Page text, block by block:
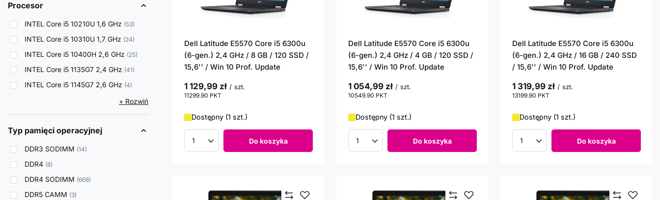
Procesor
INTEL Core i5 10210U 1,6 GHz 53
INTEL Core i5 10310U 1,7 GHz 24
INTEL Core i5 10400H 2,6 GHz 25
INTEL Core i5 1135G7 2,4 GHz 41
INTEL Core i5 1145G7 2,6 GHz 4
+ Rozwiń
Typ pamięci operacyjnej
DDR3 SODIMM 14
DDR4 8
DDR4 SODIMM 668
DDR5 CAMM 3
Dell Latitude E5570 Core i5 6300u
(6-gen.) 2,4 GHz / 8 GB / 120 SSD /
15,6'' / Win 10 Prof. Update
1 129,99 zł / szt.
11299.90 PKT
Dostępny (1 szt.)
Ilość produktów Do koszyka
Dell Latitude E5570 Core i5 6300u
(6-gen.) 2,4 GHz / 4 GB / 120 SSD /
15,6'' / Win 10 Prof. Update
1 054,99 zł / szt.
10549.90 PKT
Dostępny (1 szt.)
Ilość produktów Do koszyka
Dell Latitude E5570 Core i5 6300u
(6-gen.) 2,4 GHz / 16 GB / 240 SSD
/ 15,6'' / Win 10 Prof. Update
1 319,99 zł / szt.
13199.90 PKT
Dostępny (1 szt.)
Ilość produktów Do koszyka